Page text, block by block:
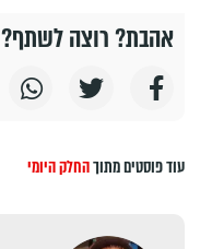
אהבת? רוצה לשתף?
עוד פוסטים מתוךהחלק היומי